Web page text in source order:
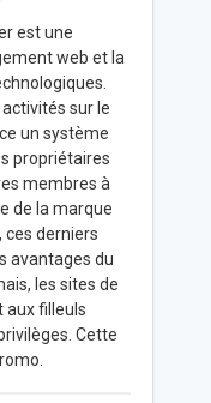
est une
web et la
sur le
un système
propriétaires
membres à
de la marque
ces derniers
avantages du
les sites de
aux filleuls
Cette